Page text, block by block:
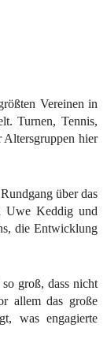
Vereinen in
Turnen, Tennis,
Altersgruppen hier
über das
Uwe Keddig und
die Entwicklung
groß, dass nicht
allem das große
was engagierte